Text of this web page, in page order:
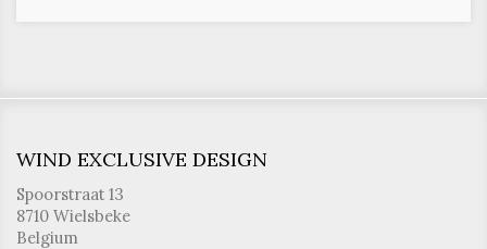
WIND EXCLUSIVE DESIGN
Spoorstraat 13
8710 Wielsbeke
Belgium